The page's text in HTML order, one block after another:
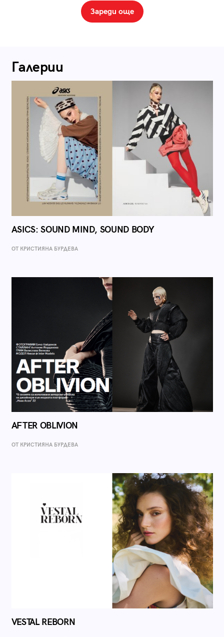
Зареди още
Галерии
ASICS: SOUND MIND, SOUND BODY
ОТ КРИСТИЯНА БУРДЕВА
AFTER OBLIVION
ОТ КРИСТИЯНА БУРДЕВА
VESTAL REBORN